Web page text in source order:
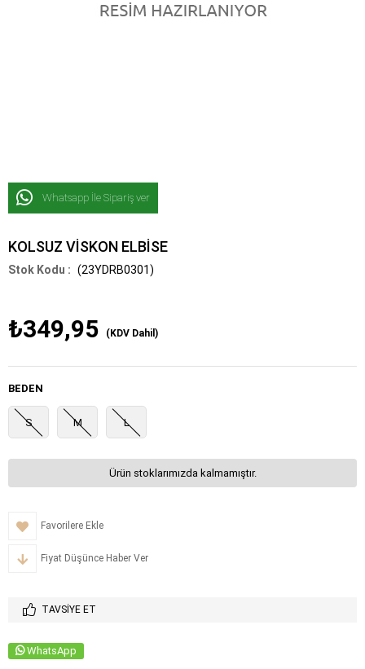
Whatsapp İle Sipariş ver
KOLSUZ VİSKON ELBİSE
(23YDRB0301)
₺349,95 (KDV Dahil)
BEDEN
S M L
Ürün stoklarımızda kalmamıştır.
Favorilere Ekle
Fiyat Düşünce Haber Ver
TAVSIYE ET
WhatsApp